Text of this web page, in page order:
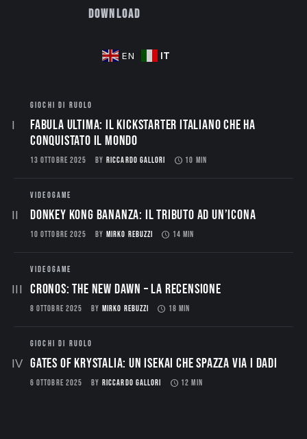
Download
EN IT
GIOCHI DI RUOLO
Fabula Ultima: il Kickstarter italiano che ha
conquistato il mondo
13 OTTOBRE 2025 BY RICCARDO GALLORI 10 MIN
VIDEOGAME
Donkey Kong Bananza: Il Tributo ad un’Icona
10 OTTOBRE 2025 BY MIRKO REBUZZI 14 MIN
VIDEOGAME
CRONOS: THE NEW DAWN – La Recensione
8 OTTOBRE 2025 BY MIRKO REBUZZI 18 MIN
GIOCHI DI RUOLO
Gates of Krystalia: Un Isekai che spazza via i dadi
6 OTTOBRE 2025 BY RICCARDO GALLORI 12 MIN